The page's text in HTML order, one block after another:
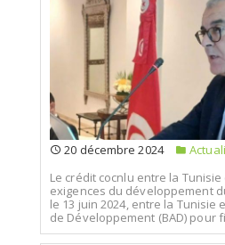
20 décembre 2024
Le crédit cocnlu entre la
exigences du développement
le 13 juin 2024, entre la Tunisie
de Développement (BAD) pour